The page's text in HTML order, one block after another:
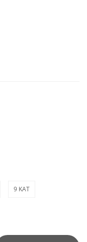
9 KAT